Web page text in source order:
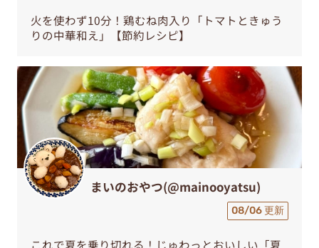
火を使わず10分！鶏むね肉入り「トマトときゅう
りの中華和え」【節約レシピ】
まいのおやつ(@mainooyatsu)
08/06 更新
これで夏を乗り切れる！じゅわっとおいしい「夏